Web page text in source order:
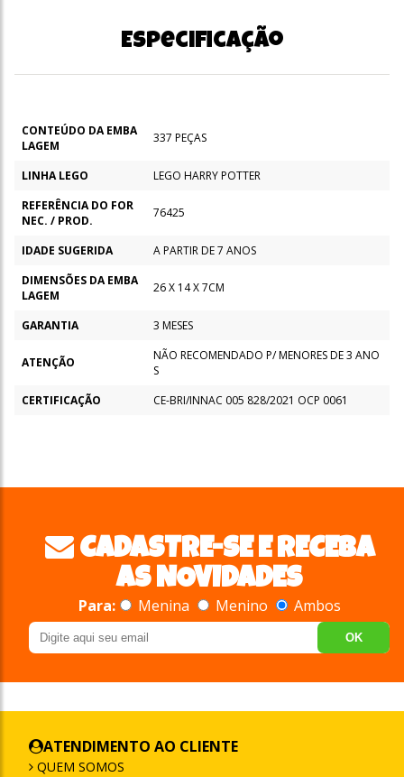
Especificação
CONTEÚDO DA EMBA
LAGEM
337 PEÇAS
LINHA LEGO
LEGO HARRY POTTER
REFERÊNCIA DO FOR
NEC. / PROD.
76425
IDADE SUGERIDA
A PARTIR DE 7 ANOS
DIMENSÕES DA EMBA
LAGEM
26 X 14 X 7CM
GARANTIA 3 MESES
ATENÇÃO
NÃO RECOMENDADO P/ MENORES DE 3 ANO
S
CERTIFICAÇÃO
CE-BRI/INNAC 005 828/2021 OCP 0061
CADASTRE-SE E RECEBA
AS NOVIDADES
Para: Menina Menino Ambos
OK
ATENDIMENTO AO CLIENTE
QUEM SOMOS